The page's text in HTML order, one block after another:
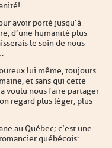
!
avoir porté jusqu’à
d’une humanité plus
le soin de nous
lui même, toujours
et sans qui cette
voulu nous faire partager
regard plus léger, plus
au Québec ; c’est une
québécois :